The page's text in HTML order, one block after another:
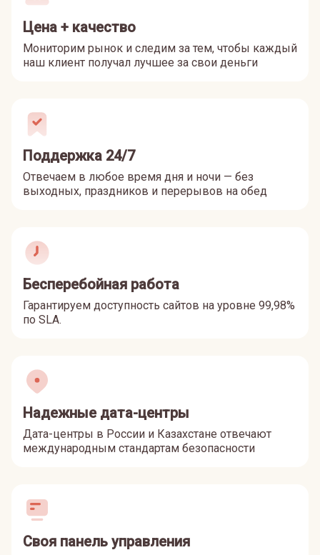
Цена + качество
Мониторим рынок и следим за тем, чтобы каждый
наш клиент получал лучшее за свои деньги
Поддержка 24/7
Отвечаем в любое время дня и ночи — без
выходных, праздников и перерывов на обед
Бесперебойная работа
Гарантируем доступность сайтов на уровне 99,98%
по SLA.
Надежные дата-центры
Дата-центры в России и Казахстане отвечают
международным стандартам безопасности
Своя панель управления